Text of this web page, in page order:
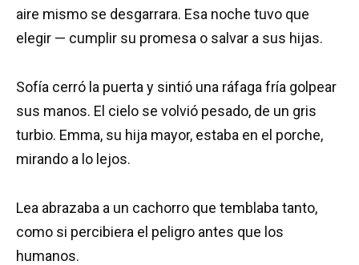
aire mismo se desgarrara. Esa noche tuvo que
elegir — cumplir su promesa o salvar a sus hijas.
Sofía cerró la puerta y sintió una ráfaga fría golpear
sus manos. El cielo se volvió pesado, de un gris
turbio. Emma, su hija mayor, estaba en el porche,
mirando a lo lejos.
Lea abrazaba a un cachorro que temblaba tanto,
como si percibiera el peligro antes que los
humanos.